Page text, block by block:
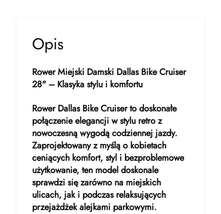
Opis
Rower Miejski Damski Dallas Bike Cruiser
28" – Klasyka stylu i komfortu
Rower Dallas Bike Cruiser to doskonałe
połączenie elegancji w stylu retro z
nowoczesną wygodą codziennej jazdy.
Zaprojektowany z myślą o kobietach
ceniących komfort, styl i bezproblemowe
użytkowanie, ten model doskonale
sprawdzi się zarówno na miejskich
ulicach, jak i podczas relaksujących
przejażdżek alejkami parkowymi.